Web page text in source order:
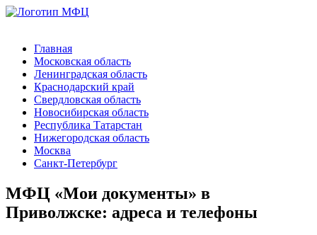
Главная
Московская область
Ленинградская область
Краснодарский край
Свердловская область
Новосибирская область
Республика Татарстан
Нижегородская область
Москва
Санкт-Петербург
МФЦ «Мои документы» в
Приволжске: адреса и телефоны